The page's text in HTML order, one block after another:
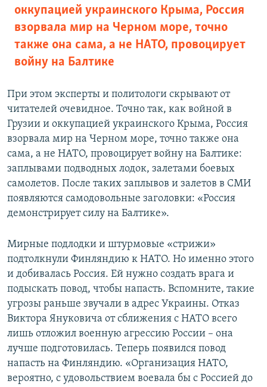
оккупацией украинского Крыма, Россия
взорвала мир на Черном море, точно
также она сама, а не НАТО, провоцирует
войну на Балтике
При этом эксперты и политологи скрывают от
читателей очевидное. Точно так, как войной в
Грузии и оккупацией украинского Крыма, Россия
взорвала мир на Черном море, точно также она
сама, а не НАТО, провоцирует войну на Балтике:
заплывами подводных лодок, залетами боевых
самолетов. После таких заплывов и залетов в СМИ
появляются самодовольные заголовки: «Россия
демонстрирует силу на Балтике».
Мирные подлодки и штурмовые «стрижи»
подтолкнули Финляндию к НАТО. Но именно этого
и добивалась Россия. Ей нужно создать врага и
подыскать повод, чтобы напасть. Вспомните, такие
угрозы раньше звучали в адрес Украины. Отказ
Виктора Януковича от сближения с НАТО всего
лишь отложил военную агрессию России – она
лучше подготовилась. Теперь появился повод
напасть на Финляндию. «Организация НАТО,
вероятно, с удовольствием воевала бы с Россией до